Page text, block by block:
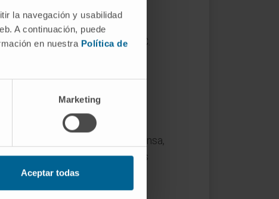
la navegación y usabilidad
A continuación, puede
en nuestra Política de
Marketing
Aceptar todas
e Hipócrates en el siglo IV a. C.
concepto se expresaba
creía que allí residían las
La costal, la más extensa,
lumbares mediante los pilares
reposa el corazón.